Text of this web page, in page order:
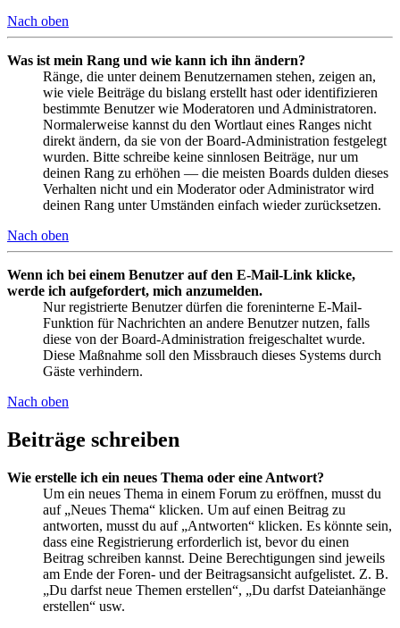
Nach oben
Was ist mein Rang und wie kann ich ihn ändern?
Ränge, die unter deinem Benutzernamen stehen, zeigen an,
wie viele Beiträge du bislang erstellt hast oder identifizieren
bestimmte Benutzer wie Moderatoren und Administratoren.
Normalerweise kannst du den Wortlaut eines Ranges nicht
direkt ändern, da sie von der Board-Administration festgelegt
wurden. Bitte schreibe keine sinnlosen Beiträge, nur um
deinen Rang zu erhöhen — die meisten Boards dulden dieses
Verhalten nicht und ein Moderator oder Administrator wird
deinen Rang unter Umständen einfach wieder zurücksetzen.
Nach oben
Wenn ich bei einem Benutzer auf den E-Mail-Link klicke,
werde ich aufgefordert, mich anzumelden.
Nur registrierte Benutzer dürfen die foreninterne E-Mail-
Funktion für Nachrichten an andere Benutzer nutzen, falls
diese von der Board-Administration freigeschaltet wurde.
Diese Maßnahme soll den Missbrauch dieses Systems durch
Gäste verhindern.
Nach oben
Beiträge schreiben
Wie erstelle ich ein neues Thema oder eine Antwort?
Um ein neues Thema in einem Forum zu eröffnen, musst du
auf „Neues Thema“ klicken. Um auf einen Beitrag zu
antworten, musst du auf „Antworten“ klicken. Es könnte sein,
dass eine Registrierung erforderlich ist, bevor du einen
Beitrag schreiben kannst. Deine Berechtigungen sind jeweils
am Ende der Foren- und der Beitragsansicht aufgelistet. Z. B.
„Du darfst neue Themen erstellen“, „Du darfst Dateianhänge
erstellen“ usw.